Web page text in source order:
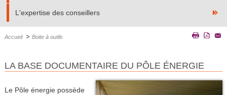
L'expertise des conseillers
Accueil > Boite à outils
LA BASE DOCUMENTAIRE DU PÔLE ÉNERGIE
Le Pôle énergie possède